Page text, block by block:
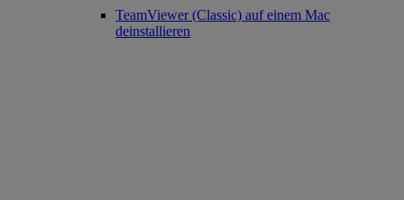
TeamViewer (Classic) auf einem Mac
deinstallieren